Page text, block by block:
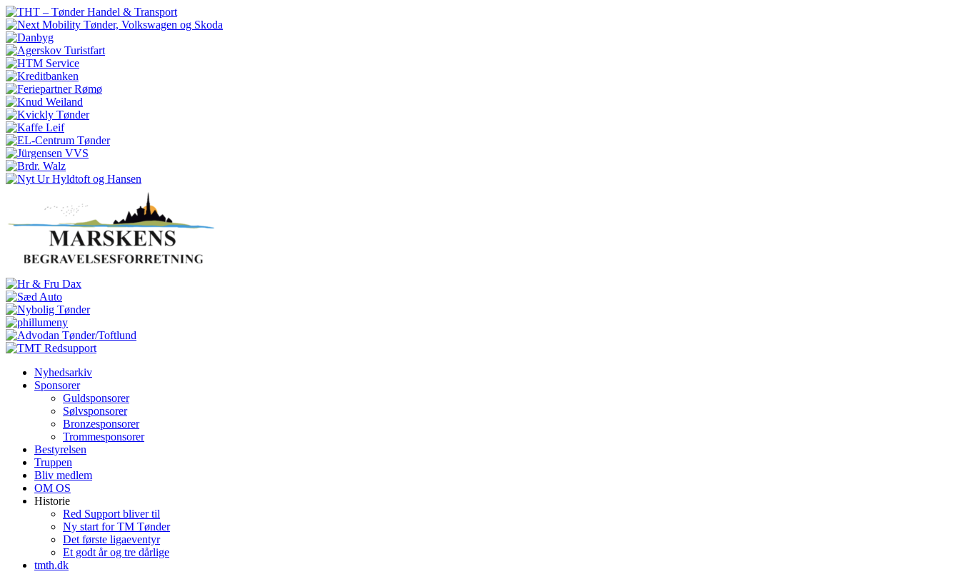
Nyhedsarkiv
Sponsorer
Guldsponsorer
Sølvsponsorer
Bronzesponsorer
Trommesponsorer
Bestyrelsen
Truppen
Bliv medlem
OM OS
Historie
Red Support bliver til
Ny start for TM Tønder
Det første ligaeventyr
Et godt år og tre dårlige
tmth.dk